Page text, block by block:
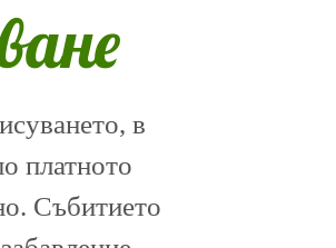
в
платното
Събитието